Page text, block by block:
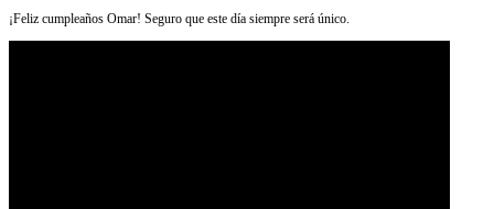
¡Feliz cumpleaños Omar! Seguro que este día siempre será único.